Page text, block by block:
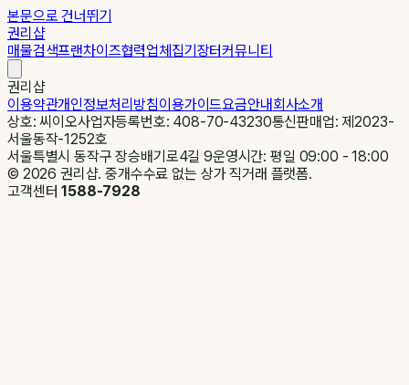
본문으로 건너뛰기
권리샵
매물검색프랜차이즈협력업체집기장터커뮤니티
권리샵
이용약관개인정보처리방침이용가이드요금안내회사소개
상호: 씨이오사업자등록번호: 408-70-43230통신판매업: 제2023-
서울동작-1252호
서울특별시 동작구 장승배기로4길 9운영시간: 평일 09:00 - 18:00
© 2026 권리샵. 중개수수료 없는 상가 직거래 플랫폼.
고객센터1588-7928